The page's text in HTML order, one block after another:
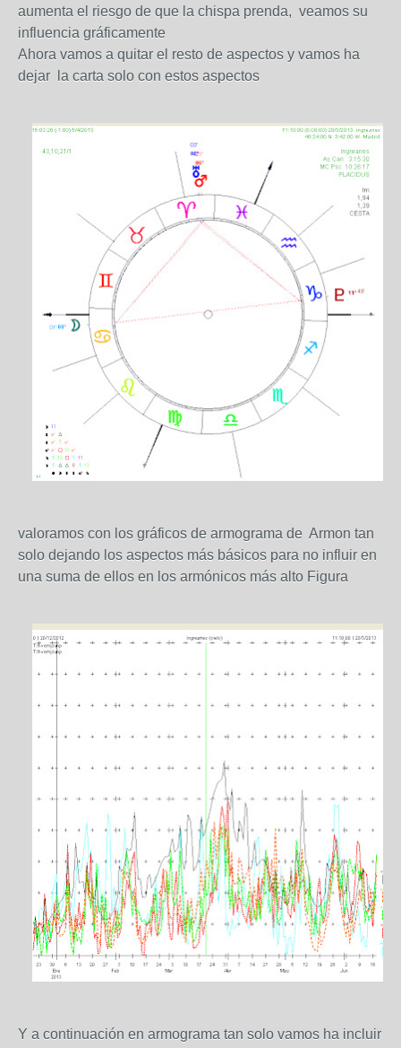
aumenta el riesgo de que la chispa prenda, veamos su
influencia gráficamente
Ahora vamos a quitar el resto de aspectos y vamos ha
dejar la carta solo con estos aspectos
valoramos con los gráficos de armograma de Armon tan
solo dejando los aspectos más básicos para no influir en
una suma de ellos en los armónicos más alto Figura
Y a continuación en armograma tan solo vamos ha incluir